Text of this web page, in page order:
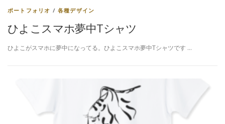
ポートフォリオ /各種デザイン
ひよこスマホ夢中Tシャツ
ひよこがスマホに夢中になってる。ひよこスマホ夢中Tシャツです …